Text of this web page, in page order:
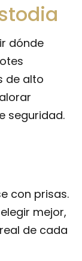
dónde
de alto
seguridad.
con prisas.
mejor,
de cada